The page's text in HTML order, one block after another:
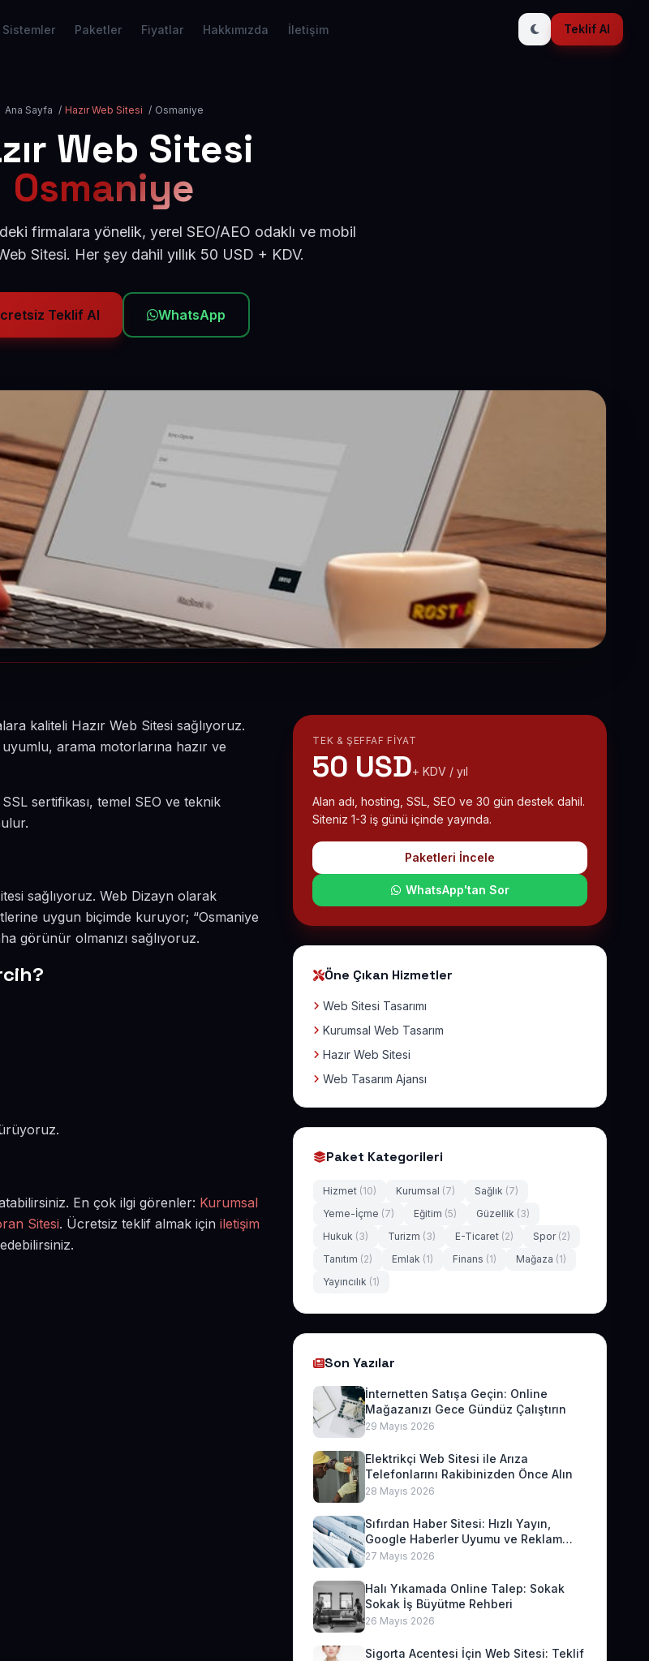
Sistemler Paketler Fiyatlar Hakkımızda İletişim Teklif Al
Ana Sayfa / Hazır Web Sitesi / Osmaniye
Web Sitesi
Osmaniye
firmalara yönelik, yerel SEO/AEO odaklı ve mobil
Sitesi. Her şey dahil yıllık 50 USD + KDV.
Teklif Al WhatsApp
kaliteli Hazır Web Sitesi sağlıyoruz.
arama motorlarına hazır ve
sertifikası, temel SEO ve teknik
sağlıyoruz. Web Dizayn olarak
uygun biçimde kuruyor; “Osmaniye
görünür olmanızı sağlıyoruz.
En çok ilgi görenler: Kurumsal
Sitesi. Ücretsiz teklif almak için iletişim
TEK & ŞEFFAF FIYAT
50 USD+ KDV / yıl
Alan adı, hosting, SSL, SEO ve 30 gün destek dahil.
Siteniz 1-3 iş günü içinde yayında.
Paketleri İncele
WhatsApp'tan Sor
Öne Çıkan Hizmetler
Web Sitesi Tasarımı
Kurumsal Web Tasarım
Hazır Web Sitesi
Web Tasarım Ajansı
Paket Kategorileri
Hizmet (10) Kurumsal (7) Sağlık (7)
Yeme-İçme (7) Eğitim (5) Güzellik (3)
Hukuk (3) Turizm (3) E-Ticaret (2) Spor (2)
Tanıtım (2) Emlak (1) Finans (1) Mağaza (1)
Yayıncılık (1)
Son Yazılar
İnternetten Satışa Geçin: Online
Mağazanızı Gece Gündüz Çalıştırın
29 Mayıs 2026
Elektrikçi Web Sitesi ile Arıza
Telefonlarını Rakibinizden Önce Alın
28 Mayıs 2026
Sıfırdan Haber Sitesi: Hızlı Yayın,
Google Haberler Uyumu ve Reklam
Geliri
27 Mayıs 2026
Halı Yıkamada Online Talep: Sokak
Sokak İş Büyütme Rehberi
26 Mayıs 2026
Sigorta Acentesi İçin Web Sitesi: Teklif